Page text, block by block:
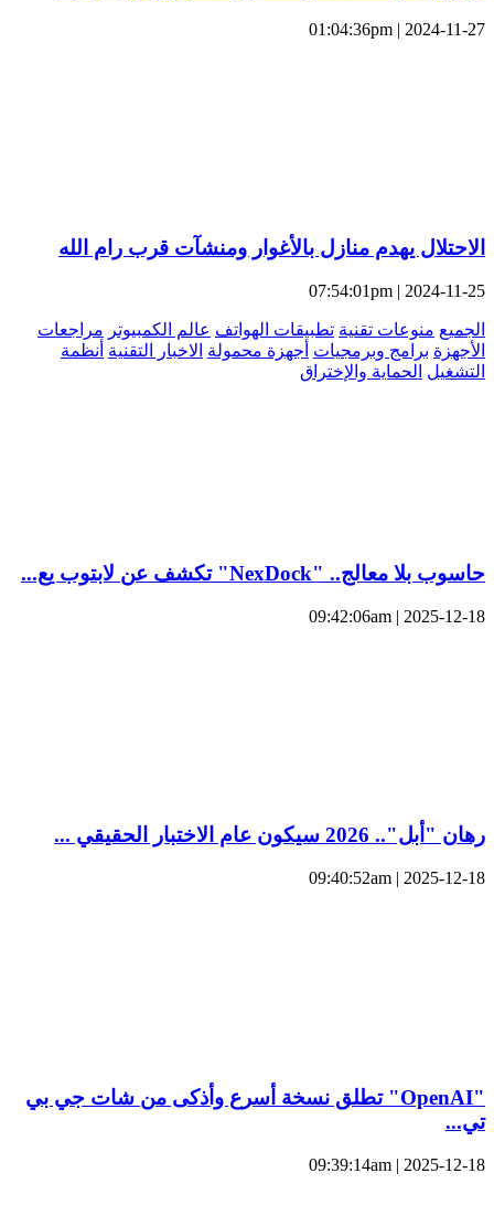
2024-11-27 | 01:04:36pm
الاحتلال يهدم منازل بالأغوار ومنشآت قرب رام الله
2024-11-25 | 07:54:01pm
الجميع منوعات تقنية تطبيقات الهواتف عالم الكمبيوتر مراجعات
الأجهزة برامج وبرمجيات أجهزة محمولة الاخبار التقنية أنظمة
التشغيل الحماية والإختراق
حاسوب بلا معالج.. "NexDock" تكشف عن لابتوب يع...
2025-12-18 | 09:42:06am
رهان "أبل".. 2026 سيكون عام الاختبار الحقيقي ...
2025-12-18 | 09:40:52am
"OpenAI" تطلق نسخة أسرع وأذكى من شات جي بي
تي...
2025-12-18 | 09:39:14am